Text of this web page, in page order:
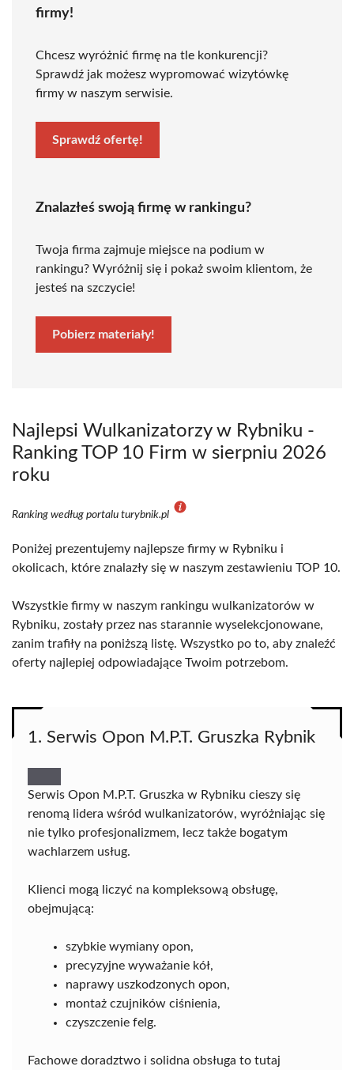
firmy!
Chcesz wyróżnić firmę na tle konkurencji?
Sprawdź jak możesz wypromować wizytówkę
firmy w naszym serwisie.
Sprawdź ofertę!
Znalazłeś swoją firmę w rankingu?
Twoja firma zajmuje miejsce na podium w
rankingu? Wyróżnij się i pokaż swoim klientom, że
jesteś na szczycie!
Pobierz materiały!
Najlepsi Wulkanizatorzy w Rybniku -
Ranking TOP 10 Firm w sierpniu 2026
roku
Ranking według portalu turybnik.pl
Poniżej prezentujemy najlepsze firmy w Rybniku i
okolicach, które znalazły się w naszym zestawieniu TOP 10.
Wszystkie firmy w naszym rankingu wulkanizatorów w
Rybniku, zostały przez nas starannie wyselekcjonowane,
zanim trafiły na poniższą listę. Wszystko po to, aby znaleźć
oferty najlepiej odpowiadające Twoim potrzebom.
1. Serwis Opon M.P.T. Gruszka Rybnik
Serwis Opon M.P.T. Gruszka w Rybniku cieszy się
renomą lidera wśród wulkanizatorów, wyróżniając się
nie tylko profesjonalizmem, lecz także bogatym
wachlarzem usług.
Klienci mogą liczyć na kompleksową obsługę,
obejmującą:
szybkie wymiany opon,
precyzyjne wyważanie kół,
naprawy uszkodzonych opon,
montaż czujników ciśnienia,
czyszczenie felg.
Fachowe doradztwo i solidna obsługa to tutaj